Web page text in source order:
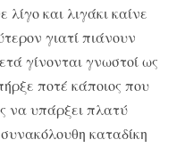
και λιγάκι καίνε
γιατί πιάνουν
γίνονται γνωστοί ως
ποτέ κάποιος που
να υπάρξει πλατύ
καταδίκη